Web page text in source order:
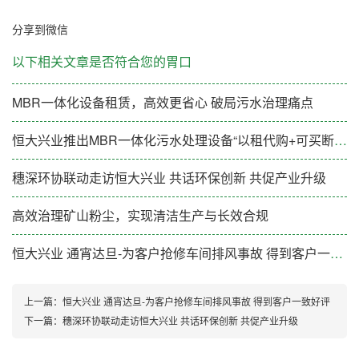
分享到微信
以下相关文章是否符合您的胃口
MBR一体化设备租赁，高效更省心 破局污水治理痛点
恒大兴业推出MBR一体化污水处理设备“以租代购+可买断”新模式
穗深环协联动走访恒大兴业 共话环保创新 共促产业升级
高效治理矿山粉尘，实现清洁生产与长效合规
恒大兴业 通宵达旦-为客户抢修车间排风事故 得到客户一致好评
上一篇： 恒大兴业 通宵达旦-为客户抢修车间排风事故 得到客户一致好评
下一篇： 穗深环协联动走访恒大兴业 共话环保创新 共促产业升级